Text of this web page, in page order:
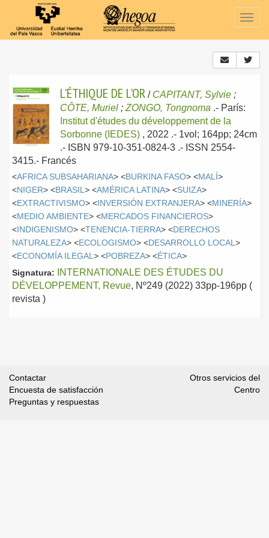
L'ÉTHIQUE DE L'OR / CAPITANT, Sylvie ;
CÔTE, Muriel ; ZONGO, Tongnoma .- París:
Institut d'études du développement de la
Sorbonne (IEDES) , 2022 .- 1vol; 164pp; 24cm
.- ISBN 979-10-351-0824-3 .- ISSN 2554-
3415.- Francés
<AFRICA SUBSAHARIANA> <BURKINA FASO> <MALÍ>
<NIGER> <BRASIL > <AMÉRICA LATINA> <SUIZA>
<EXTRACTIVISMO> <INVERSIÓN EXTRANJERA> <MINERÍA>
<MEDIO AMBIENTE> <MERCADOS FINANCIEROS>
<INDIGENISMO> <TENENCIA-TIERRA> <DERECHOS
NATURALEZA> <ECOLOGISMO> <DESARROLLO LOCAL >
<ECONOMÍA ILEGAL > <POBREZA> <ÉTICA>
Signatura:
INTERNATIONALE DES ÉTUDES DU
DÉVELOPPEMENT, Revue, Nº249 (2022) 33pp-196pp (
revista )
Contactar
Encuesta de satisfacción
Preguntas y respuestas
Otros servicios del
Centro